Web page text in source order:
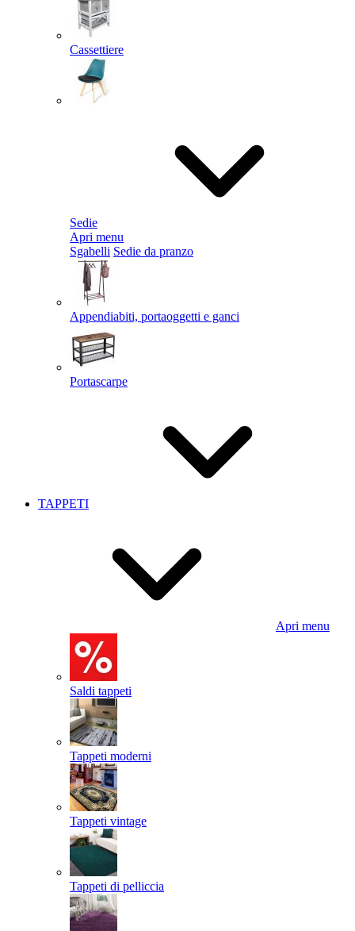
Cassettiere
Sedie
Apri menu
Sgabelli Sedie da pranzo
Appendiabiti, portaoggetti e ganci
Portascarpe
TAPPETI
Apri menu
Saldi tappeti
Tappeti moderni
Tappeti vintage
Tappeti di pelliccia